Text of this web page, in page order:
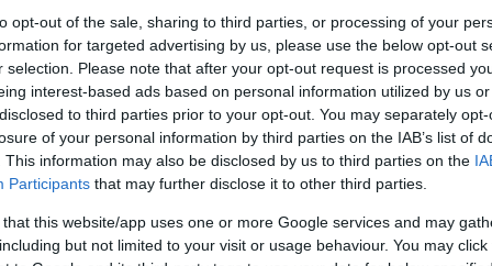
opt-out of the sale, sharing to third parties, or processing of your
for targeted advertising by us, please use the below opt-out
selection. Please note that after your opt-out request is processed
interest-based ads based on personal information utilized by us
to third parties prior to your opt-out. You may separately
of your personal information by third parties on the IAB’s list of
This information may also be disclosed by us to third parties on the
Participants that may further disclose it to other third parties.
that this website/app uses one or more Google services and may
but not limited to your visit or usage behaviour. You may
Link másolása
építik meg a Hidegkuti Nándor
konzorcium egyik tajga dolgozott a
Tamás, az MTK elnöke azt mondja, ők